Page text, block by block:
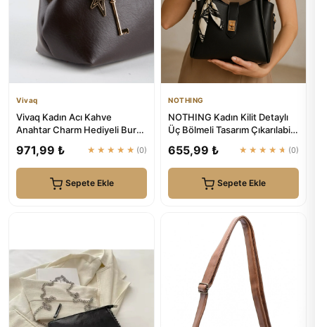
Vivaq
Vivaq Kadın Acı Kahve
Anahtar Charm Hediyeli Burs
971,99 ₺ ★★★★★ (0)
Sepete Ekle
NOTHING
NOTHING Kadın Kilit Detaylı
Üç Bölmeli Tasarım Çıkarılabilir
655,99 ₺ ★★★★★ (0)
Sepete Ekle